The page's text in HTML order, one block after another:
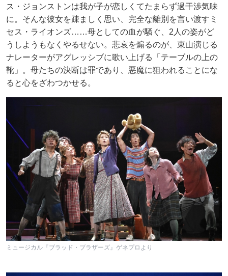
ス・ジョンストンは我が子が恋しくてたまらず過干渉気味
に。そんな彼女を疎ましく思い、完全な離別を言い渡すミ
セス・ライオンズ……母としての血が騒ぐ、2人の姿がど
うしようもなくやるせない。悲哀を煽るのが、東山演じる
ナレーターがアグレッシブに歌い上げる「テーブルの上の
靴」。母たちの決断は罪であり、悪魔に狙われることにな
ると心をざわつかせる。
ミュージカル『ブラッド・ブラザーズ』ゲネプロより